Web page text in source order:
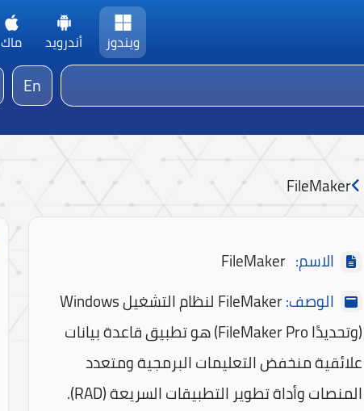
ويندوز أندرويد ماك
En
FileMaker
الاسم: FileMaker
الوصف:
FileMaker لنظام التشغيل Windows
(وتحديدًا FileMaker Pro) هو تطبيق قاعدة بيانات
علائقية منخفض التعليمات البرمجية ومتعدد
المنصات وأداة تطوير التطبيقات السريعة (RAD).